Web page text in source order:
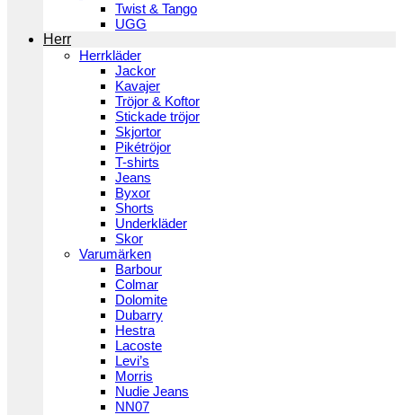
Twist & Tango
UGG
Herr
Herrkläder
Jackor
Kavajer
Tröjor & Koftor
Stickade tröjor
Skjortor
Pikétröjor
T-shirts
Jeans
Byxor
Shorts
Underkläder
Skor
Varumärken
Barbour
Colmar
Dolomite
Dubarry
Hestra
Lacoste
Levi’s
Morris
Nudie Jeans
NN07